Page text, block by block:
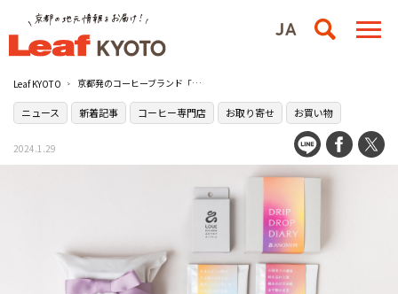
Leaf KYOTO 京都発のコーヒーブランド「ANONYM」からバレンタイン限定ギフトが登場！
ニュース 新着記事 コーヒー専門店 お取り寄せ お買い物
2024.1.29